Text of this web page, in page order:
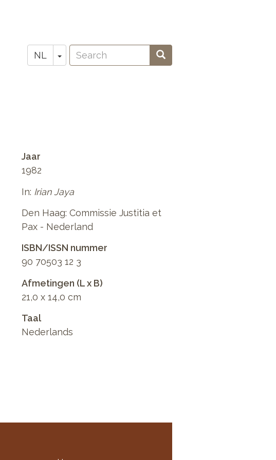
NL Toggle Dropdown
Zoeken
Search Search
Jaar
1982
In: Irian Jaya
Den Haag: Commissie Justitia et
Pax - Nederland
ISBN/ISSN nummer
90 70503 12 3
Afmetingen (L x B)
21,0 x 14,0 cm
Taal
Nederlands